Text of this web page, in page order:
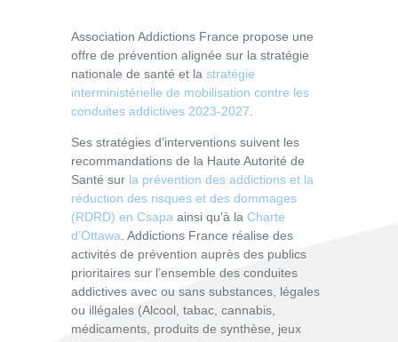
Association Addictions France propose une
offre de prévention alignée sur la stratégie
nationale de santé et la stratégie
interministérielle de mobilisation contre les
conduites addictives 2023-2027
Ses stratégies d’interventions suivent les
recommandations de la Haute Autorité de
Santé sur la prévention des addictions et la
réduction des risques et des dommages
(RDRD) en Csapa ainsi qu’à la Charte
d’Ottawa . Addictions France réalise des
activités de prévention auprès des publics
prioritaires sur l’ensemble des conduites
addictives avec ou sans substances, légales
ou illégales (Alcool, tabac, cannabis,
médicaments, produits de synthèse, jeux